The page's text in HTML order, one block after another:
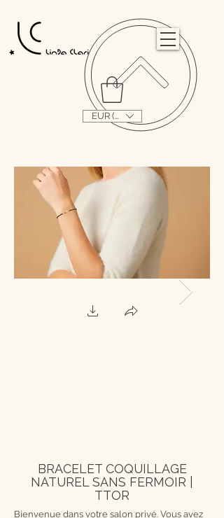
EUR (€)
BRACELET COQUILLAGE
NATUREL SANS FERMOIR |
TTOR
Bienvenue dans votre salon privé. Vous avez